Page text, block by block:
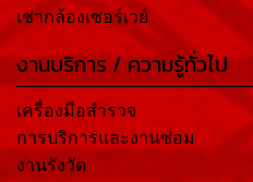
เช่ากล้องเซอร์เวย์
งานบริการ / ความรู้ทั่วไป
เครื่องมือสำรวจ
การบริการและงานซ่อม
งานรังวัด